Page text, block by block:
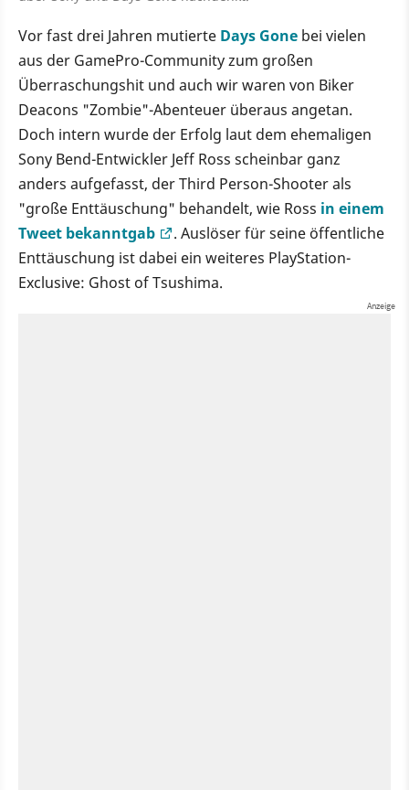
Vor fast drei Jahren mutierte Days Gone bei vielen
aus der GamePro-Community zum großen
Überraschungshit und auch wir waren von Biker
Deacons "Zombie"-Abenteuer überaus angetan.
Doch intern wurde der Erfolg laut dem ehemaligen
Sony Bend-Entwickler Jeff Ross scheinbar ganz
anders aufgefasst, der Third Person-Shooter als
"große Enttäuschung" behandelt, wie Ross in einem
Tweet bekanntgab
. Auslöser für seine öffentliche
Enttäuschung ist dabei ein weiteres PlayStation-
Exclusive: Ghost of Tsushima.